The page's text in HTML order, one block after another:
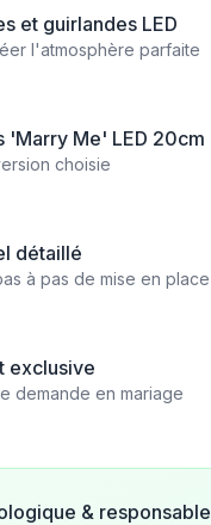
et guirlandes LED
l'atmosphère parfaite
'Marry Me' LED 20cm
choisie
détaillé
à pas de mise en place
exclusive
demande en mariage
& responsable